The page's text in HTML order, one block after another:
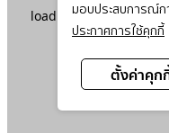
มอบประสบการณ์ก
ประกาศการใช้คุกกี้
ตั้งค่าคุก
loadingwww.ktc.co.th